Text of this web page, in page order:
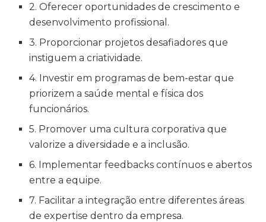
2. Oferecer oportunidades de crescimento e
desenvolvimento profissional.
3. Proporcionar projetos desafiadores que
instiguem a criatividade.
4. Investir em programas de bem-estar que
priorizem a saúde mental e física dos
funcionários.
5. Promover uma cultura corporativa que
valorize a diversidade e a inclusão.
6. Implementar feedbacks contínuos e abertos
entre a equipe.
7. Facilitar a integração entre diferentes áreas
de expertise dentro da empresa.